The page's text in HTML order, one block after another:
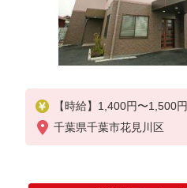
【時給】1,400円〜1,500円
▼給与詳細
▼下記別途支給
千葉県千葉市花見川区